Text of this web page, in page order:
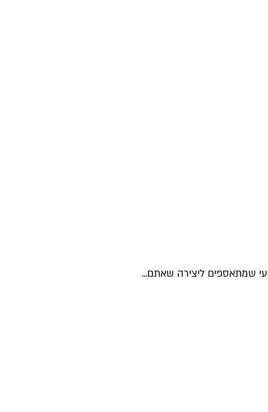
שמתאספים ליצירה שאתם...